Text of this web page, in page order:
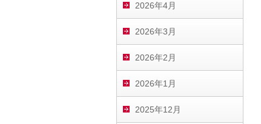
2026年4月
2026年3月
2026年2月
2026年1月
2025年12月